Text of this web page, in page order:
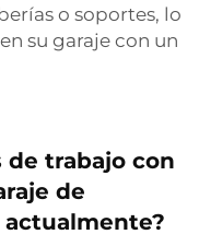
o soportes, lo
su garaje con un
de trabajo con
de